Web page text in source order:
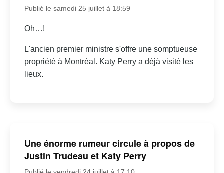
Publié le samedi 25 juillet à 18:59
Oh…!
L'ancien premier ministre s'offre une somptueuse
propriété à Montréal. Katy Perry a déjà visité les
lieux.
Une énorme rumeur circule à propos de
Justin Trudeau et Katy Perry